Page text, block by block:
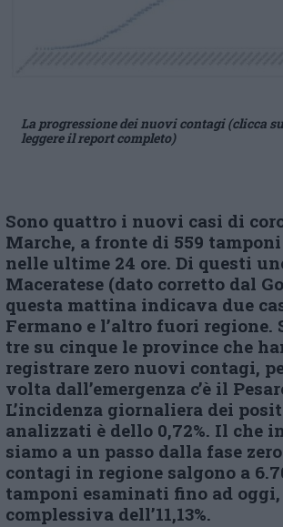
La progressione dei nuovi contagi (clicca
leggere il report completo)
Sono quattro i nuovi casi di
Marche, a fronte di 559
nelle ultime 24 ore. Di questi
Maceratese (dato corretto dal
questa mattina indicava due
Fermano e l’altro fuori regione.
tre su cinque le province che
registrare zero nuovi contagi,
volta dall’emergenza c’è il
L’incidenza giornaliera dei
analizzati è dello 0,72%. Il che
siamo a un passo dalla fase
contagi in regione salgono a
tamponi esaminati fino ad oggi,
complessiva dell’11,13%.